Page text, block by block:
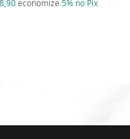
economize 5% no Pix